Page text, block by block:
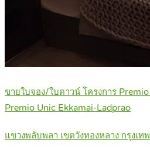
ขายใบจอง/ใบดาวน์ โครงการ
Premio Unic Ekkamai-Ladprao
แขวงพลับพลา เขตวังทองหลาง กรุงเท